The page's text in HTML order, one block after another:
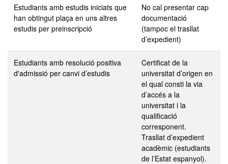
Estudiants amb estudis iniciats que
han obtingut plaça en uns altres
estudis per preinscripció
No cal presentar cap
documentació
(tampoc el trasllat
d’expedient)
Estudiants amb resolució positiva
d'admissió per canvi d’estudis
Certificat de la
universitat d’origen en
el qual consti la via
d’accés a la
universitat i la
qualificació
corresponent.
Trasllat d’expedient
acadèmic (estudiants
de l’Estat espanyol).